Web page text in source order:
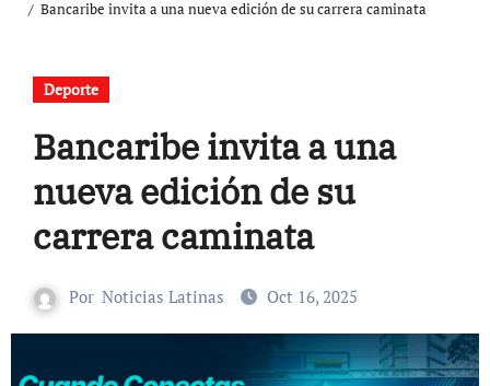
Bancaribe invita a una nueva edición de su carrera caminata
Deporte
Bancaribe invita a una
nueva edición de su
carrera caminata
Por Noticias Latinas Oct 16, 2025